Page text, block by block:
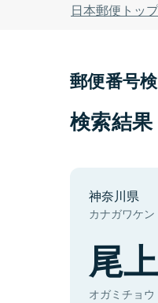
日本郵便トップ
郵便番号
検索結果
神奈川県
カナガワケン
尾
オガミチョウ